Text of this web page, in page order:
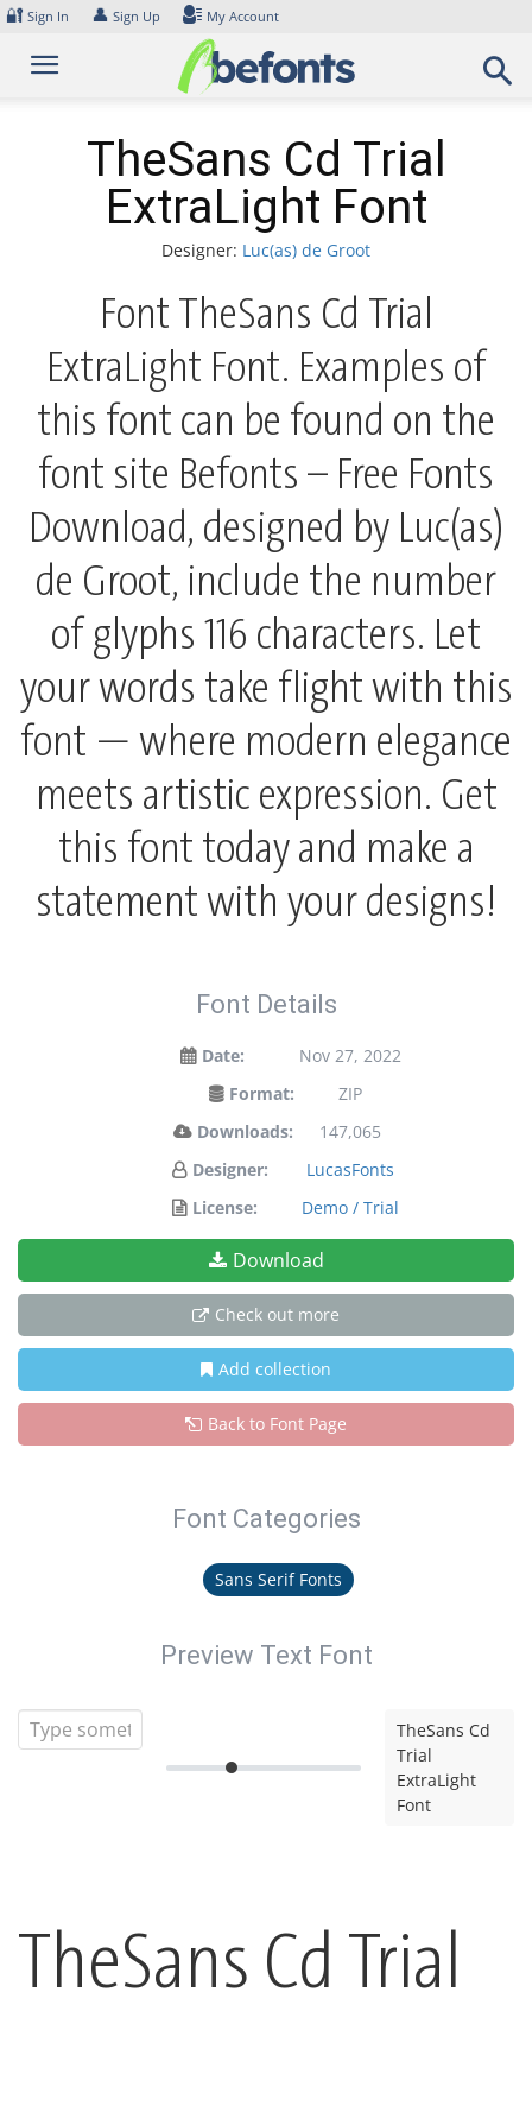
Skip
content
🔐 Sign In 👤 Sign Up My Account
TheSans Cd Trial
ExtraLight Font
Designer: Luc(as) de Groot
Font TheSans Cd Trial
ExtraLight Font. Examples of
this font can be found on the
font site Befonts – Free Fonts
Download, designed by Luc(as)
de Groot, include the number
of glyphs 116 characters. Let
your words take flight with this
font — where modern elegance
meets artistic expression. Get
this font today and make a
statement with your designs!
Font Details
Date:
Nov 27, 2022
Format:
ZIP
Downloads:
147,065
Designer:
LucasFonts
License:
Demo / Trial
Download
Check out more
Add collection
Back to Font Page
Font Categories
Sans Serif Fonts
Preview Text Font
TheSans Cd
Trial
ExtraLight
Font
TheSans Cd Trial